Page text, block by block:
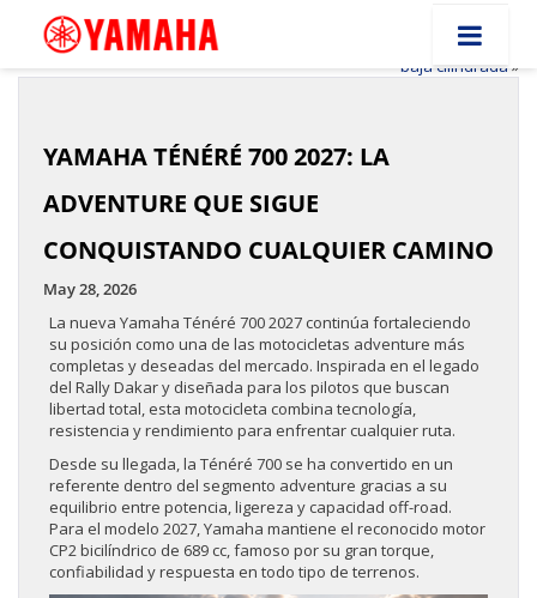
FREECHECK YAMAHA ROMA
NORTE
Yamaha R15 V4: La deportiva
que redefine la emoción en
baja cilindrada»
YAMAHA TÉNÉRÉ 700 2027: LA
ADVENTURE QUE SIGUE
CONQUISTANDO CUALQUIER CAMINO
May 28, 2026
La nueva Yamaha Ténéré 700 2027 continúa fortaleciendo
su posición como una de las motocicletas adventure más
completas y deseadas del mercado. Inspirada en el legado
del Rally Dakar y diseñada para los pilotos que buscan
libertad total, esta motocicleta combina tecnología,
resistencia y rendimiento para enfrentar cualquier ruta.
Desde su llegada, la Ténéré 700 se ha convertido en un
referente dentro del segmento adventure gracias a su
equilibrio entre potencia, ligereza y capacidad off-road.
Para el modelo 2027, Yamaha mantiene el reconocido motor
CP2 bicilíndrico de 689 cc, famoso por su gran torque,
confiabilidad y respuesta en todo tipo de terrenos.